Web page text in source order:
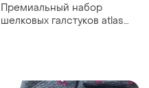
Премиальный набор
шелковых галстуков atlas